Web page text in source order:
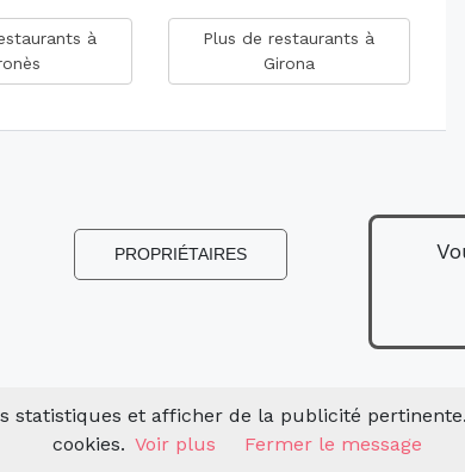
à
Plus de restaurants à
Girona
PROPRIÉTAIRES
et afficher de la publicité
cookies. Voir plus Fermer le message